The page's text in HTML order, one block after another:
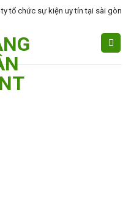
tổ chức sự kiện uy tín tại sài gòn